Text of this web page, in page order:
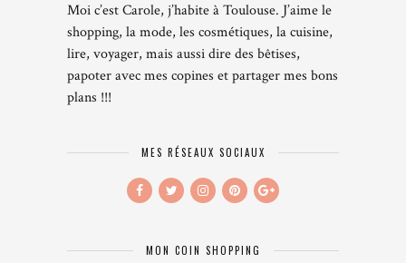
Moi c’est Carole, j’habite à Toulouse. J’aime le
shopping, la mode, les cosmétiques, la cuisine,
lire, voyager, mais aussi dire des bêtises,
papoter avec mes copines et partager mes bons
plans !!!
MES RÉSEAUX SOCIAUX
MON COIN SHOPPING